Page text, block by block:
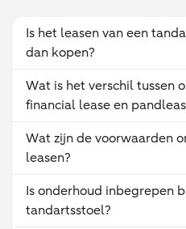
Is het leasen van een
dan kopen?
Wat is het verschil tussen
financial lease en
Wat zijn de voorwaarden
leasen?
Is onderhoud inbegrepen
tandartsstoel?